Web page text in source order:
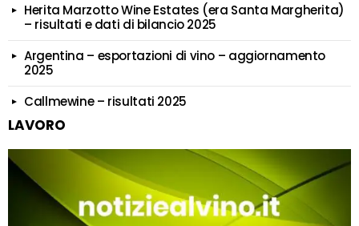
Herita Marzotto Wine Estates (era Santa Margherita)
– risultati e dati di bilancio 2025
Argentina – esportazioni di vino – aggiornamento
2025
Callmewine – risultati 2025
LAVORO